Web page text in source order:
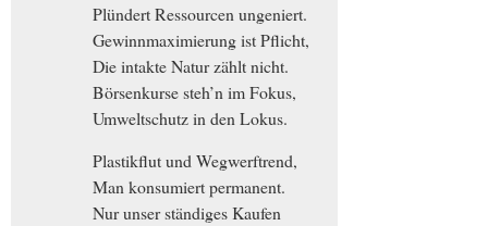
Plündert Ressourcen ungeniert.
Gewinnmaximierung ist Pflicht,
Die intakte Natur zählt nicht.
Börsenkurse steh’n im Fokus,
Umweltschutz in den Lokus.
Plastikflut und Wegwerftrend,
Man konsumiert permanent.
Nur unser ständiges Kaufen